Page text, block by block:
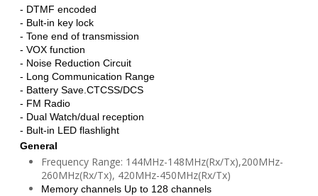
- DTMF encoded
- Bult-in key lock
- Tone end of transmission
- VOX function
- Noise Reduction Circuit
- Long Communication Range
- Battery Save.CTCSS/DCS
- FM Radio
- Dual Watch/dual reception
- Bult-in LED flashlight
General
Frequency Range: 144MHz-148MHz(Rx/Tx),200MHz-
260MHz(Rx/Tx), 420MHz-450MHz(Rx/Tx)
Memory channels Up to 128 channels